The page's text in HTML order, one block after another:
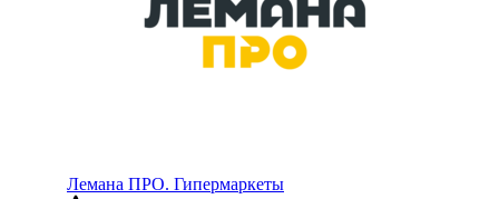
Лемана ПРО. Гипермаркеты